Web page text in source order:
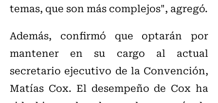
temas, que son más complejos", agregó.
Además, confirmó que optarán por
mantener en su cargo al actual
secretario ejecutivo de la Convención,
Matías Cox. El desempeño de Cox ha